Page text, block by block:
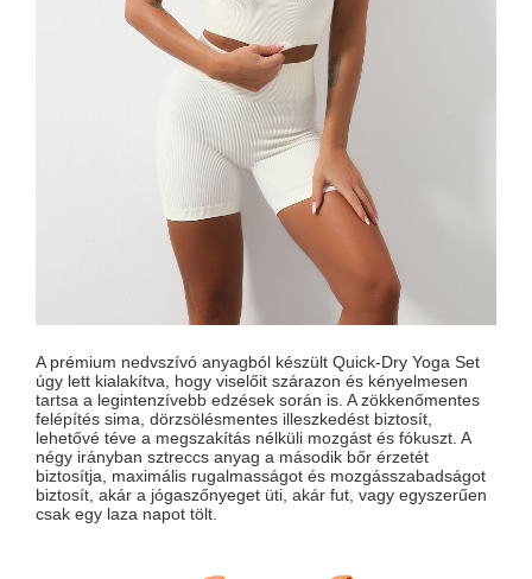
A prémium nedvszívó anyagból készült Quick-Dry Yoga Set
úgy lett kialakítva, hogy viselőit szárazon és kényelmesen
tartsa a legintenzívebb edzések során is. A zökkenőmentes
felépítés sima, dörzsölésmentes illeszkedést biztosít,
lehetővé téve a megszakítás nélküli mozgást és fókuszt. A
négy irányban sztreccs anyag a második bőr érzetét
biztosítja, maximális rugalmasságot és mozgásszabadságot
biztosít, akár a jógaszőnyeget üti, akár fut, vagy egyszerűen
csak egy laza napot tölt.